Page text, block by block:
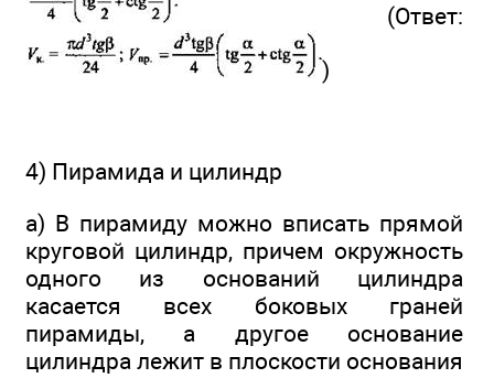
(Ответ:
)
4) Пирамида и цилиндр
а) В пирамиду можно вписать прямой
круговой цилиндр, причем окружность
одного из оснований цилиндра
касается всех боковых граней
пирамиды, а другое основание
цилиндра лежит в плоскости основания